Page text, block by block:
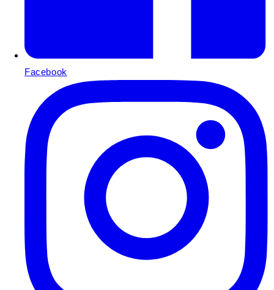
Facebook